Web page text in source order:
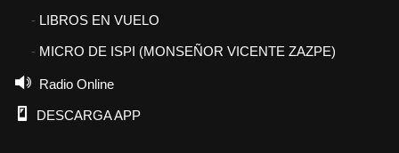
LIBROS EN VUELO
MICRO DE ISPI (MONSEÑOR VICENTE ZAZPE)
Radio Online
DESCARGA APP